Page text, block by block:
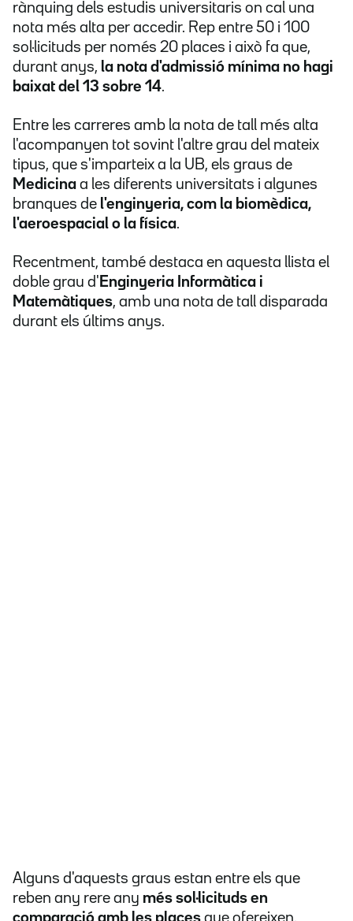
rànquing dels estudis universitaris on cal una
nota més alta per accedir. Rep entre 50 i 100
sol·licituds per només 20 places i això fa que,
durant anys, la nota d'admissió mínima no hagi
baixat del 13 sobre 14.
Entre les carreres amb la nota de tall més alta
l'acompanyen tot sovint l'altre grau del mateix
tipus, que s'imparteix a la UB, els graus de
Medicina a les diferents universitats i algunes
branques de l'enginyeria, com la biomèdica,
l'aeroespacial o la física.
Recentment, també destaca en aquesta llista el
doble grau d' Enginyeria Informàtica i
Matemàtiques, amb una nota de tall disparada
durant els últims anys.
Alguns d'aquests graus estan entre els que
reben any rere any més sol·licituds en
comparació amb les places que ofereixen.